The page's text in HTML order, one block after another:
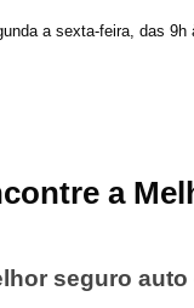
a sexta-feira, das
a
seguro auto